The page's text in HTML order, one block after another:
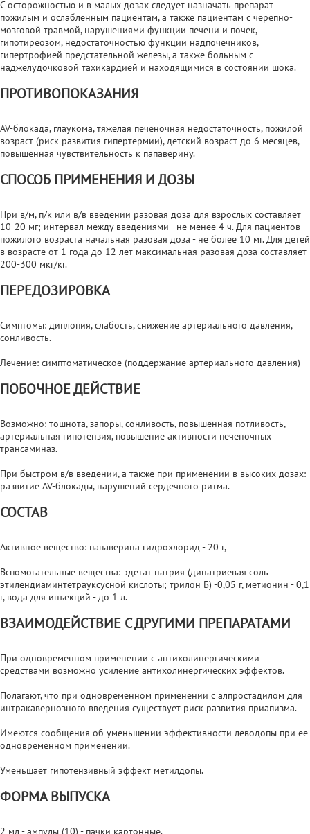
С осторожностью и в малых дозах следует назначать препарат
пожилым и ослабленным пациентам, а также пациентам с черепно-
мозговой травмой, нарушениями функции печени и почек,
гипотиреозом, недостаточностью функции надпочечников,
гипертрофией предстательной железы, а также больным с
наджелудочковой тахикардией и находящимися в состоянии шока.
ПРОТИВОПОКАЗАНИЯ
AV-блокада, глаукома, тяжелая печеночная недостаточность, пожилой
возраст (риск развития гипертермии), детский возраст до 6 месяцев,
повышенная чувствительность к папаверину.
СПОСОБ ПРИМЕНЕНИЯ И ДОЗЫ
При в/м, п/к или в/в введении разовая доза для взрослых составляет
10-20 мг; интервал между введениями - не менее 4 ч. Для пациентов
пожилого возраста начальная разовая доза - не более 10 мг. Для детей
в возрасте от 1 года до 12 лет максимальная разовая доза составляет
200-300 мкг/кг.
ПЕРЕДОЗИРОВКА
Симптомы: диплопия, слабость, снижение артериального давления,
сонливость.
Лечение: симптоматическое (поддержание артериального давления)
ПОБОЧНОЕ ДЕЙСТВИЕ
Возможно: тошнота, запоры, сонливость, повышенная потливость,
артериальная гипотензия, повышение активности печеночных
трансаминаз.
При быстром в/в введении, а также при применении в высоких дозах:
развитие AV-блокады, нарушений сердечного ритма.
СОСТАВ
Активное вещество: папаверина гидрохлорид - 20 г,
Вспомогательные вещества: эдетат натрия (динатриевая соль
этилендиаминтетрауксусной кислоты; трилон Б) -0,05 г, метионин - 0,1
г, вода для инъекций - до 1 л.
ВЗАИМОДЕЙСТВИЕ С ДРУГИМИ ПРЕПАРАТАМИ
При одновременном применении с антихолинергическими
средствами возможно усиление антихолинергических эффектов.
Полагают, что при одновременном применении с алпростадилом для
интракавернозного введения существует риск развития приапизма.
Имеются сообщения об уменьшении эффективности леводопы при ее
одновременном применении.
Уменьшает гипотензивный эффект метилдопы.
ФОРМА ВЫПУСКА
2 мл - ампулы (10) - пачки картонные.